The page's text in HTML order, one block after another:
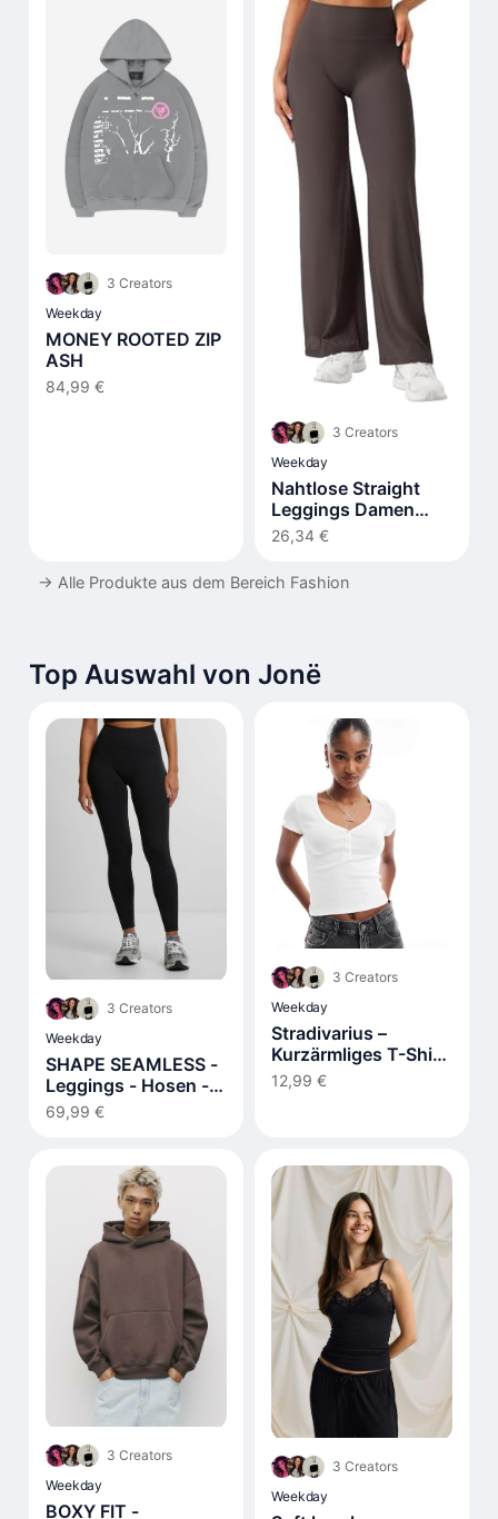
3 Creators
Weekday
MONEY ROOTED ZIP
ASH
84,99 €
3 Creators
Weekday
Nahtlose Straight
Leggings Damen
Hohe Taille Flared
26,34 €
→ Alle Produkte aus dem Bereich Fashion
Top Auswahl von Jonë
3 Creators
Weekday
SHAPE SEAMLESS -
Leggings - Hosen -
black
69,99 €
3 Creators
Weekday
Stradivarius –
Kurzärmliges T-Shirt
in Ecru mit
Knopfleiste
12,99 €
3 Creators
Weekday
BOXY FIT -
3 Creators
Weekday